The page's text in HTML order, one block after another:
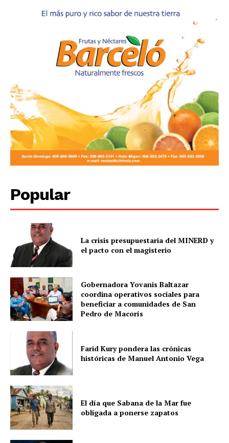
Popular
La crisis presupuestaria del MINERD y
el pacto con el magisterio
Gobernadora Yovanis Baltazar
coordina operativos sociales para
beneficiar a comunidades de San
Pedro de Macorís
Farid Kury pondera las crónicas
históricas de Manuel Antonio Vega
El día que Sabana de la Mar fue
obligada a ponerse zapatos